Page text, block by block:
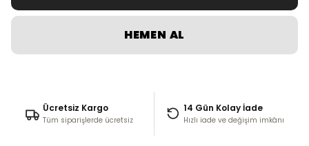
HEMEN AL
Ücretsiz Kargo
Tüm siparişlerde ücretsiz
14 Gün Kolay İade
Hızlı iade ve değişim imkânı